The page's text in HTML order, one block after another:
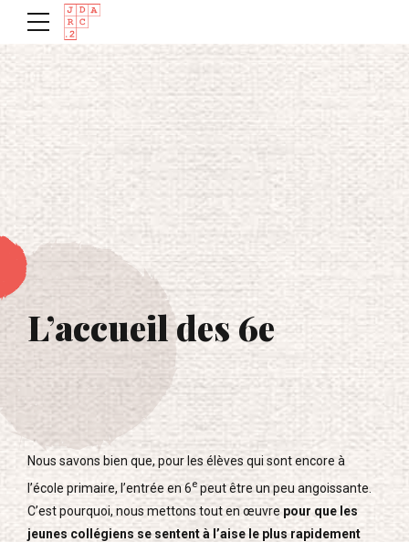
L’accueil des 6e
Nous savons bien que, pour les élèves qui sont encore à
l’école primaire, l’entrée en 6e peut être un peu angoissante.
C’est pourquoi, nous mettons tout en œuvre pour que les
jeunes collégiens se sentent à l’aise le plus rapidement